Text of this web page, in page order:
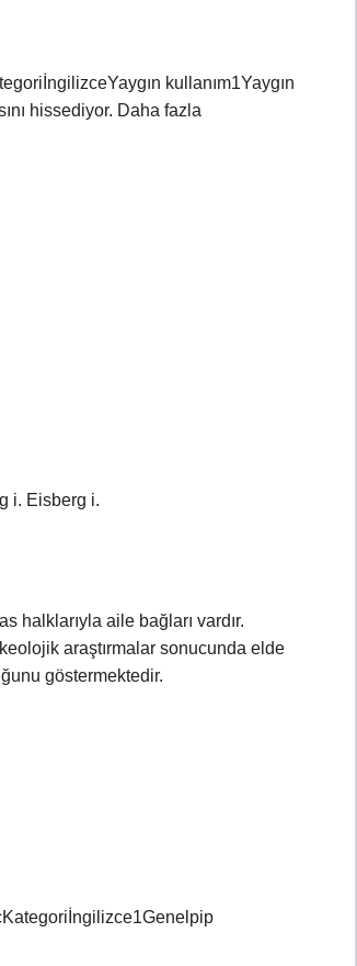
kullanım1Yaygın
hissediyor. Daha fazla
i. Eisberg i.
halklarıyla aile bağları vardır.
araştırmalar sonucunda elde
göstermektedir.